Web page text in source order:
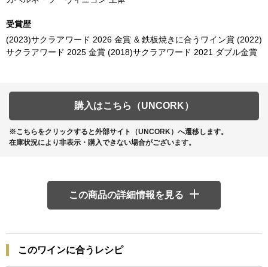
受賞歴
(2023)サクラアワード 2026 金賞 & 鉄板焼きに合うワイン賞 (2022)
サクラアワード 2025 金賞 (2018)サクラアワード 2021 ダブル金賞
購入はこちら（UNCORK）
※こちらをクリックすると外部サイト（UNCORK）へ遷移します。
在庫状況により非表示・購入できない場合がございます。
この商品の詳細情報を見る
このワインに合うレシピ